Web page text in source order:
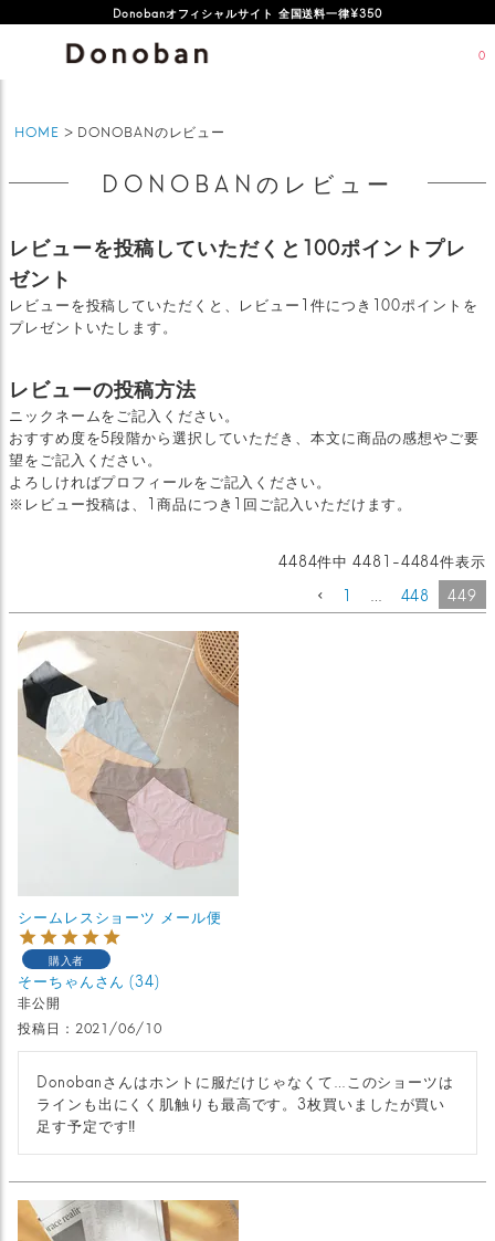
Donobanオフィシャルサイト 全国送料一律¥350
0
HOME DONOBANのレビュー
DONOBANのレビュー
レビューを投稿していただくと100ポイントプレ
ゼント
レビューを投稿していただくと、レビュー1件につき100ポイントを
プレゼントいたします。
レビューの投稿方法
ニックネームをご記入ください。
おすすめ度を5段階から選択していただき、本文に商品の感想やご要
望をご記入ください。
よろしければプロフィールをご記入ください。
※レビュー投稿は、1商品につき1回ご記入いただけます。
4484件中 4481 -4484件表示
1
… 448 449
シームレスショーツ メール便
購入者
そーちゃん 34
非公開
投稿日
2021/06/10
Donobanさんはホントに服だけじゃなくて…このショーツは
ラインも出にくく肌触りも最高です。3枚買いましたが買い
足す予定です‼️